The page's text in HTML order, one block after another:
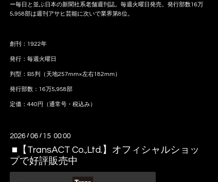
ー毎日と並ぶ日本の新聞社系老舗週刊誌。毎週火曜日発売。発行部数16万
5,958部は週刊アサヒ芸能に次いで業界第8位。
創刊：1922年
発行：毎週火曜日
判型：B5判（天地257mm×左右182mm）
発行部数：16万5,958部
定価：440円（通常号・税込み）
2026 /06 / 15 00:00
■【TransACT Co.,Ltd.】オフィシャルショッ
プで好評販売中